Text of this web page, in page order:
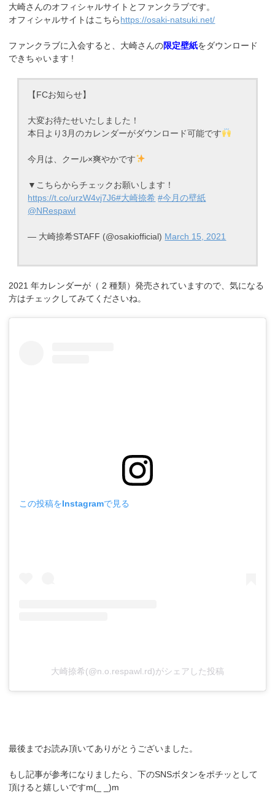
大崎さんのオフィシャルサイトとファンクラブです。
オフィシャルサイトはこちらhttps://osaki-natsuki.net/
ファンクラブに入会すると、大崎さんの限定壁紙をダウンロード
できちゃいます !
【FCお知らせ】
大変お待たせいたしました！
本日より3月のカレンダーがダウンロード可能です
今月は、クール×爽やかです
▼こちらからチェックお願いします！
https://t.co/urzW4vj7J6#大崎捺希 #今月の壁紙
@NRespawl
— 大崎捺希STAFF (@osakiofficial) March 15, 2021
2021 年カレンダーが（ 2 種類）発売されていますので、気になる
方はチェックしてみてくださいね。
この投稿をInstagramで見る
大崎捺希(@n.o.respawl.rd)がシェアした投稿
最後までお読み頂いてありがとうございました。
もし記事が参考になりましたら、下のSNSボタンをポチッとして
頂けると嬉しいですm(_ _)m